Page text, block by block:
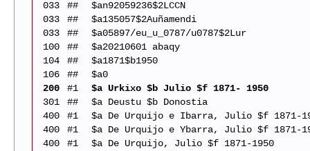
033
##
$an92059236$2LCCN
033
##
$a135057$2Auñamendi
033
##
$a05897/eu_u_0787/u0787$2Lur
100
##
$a20210601 abaqy
104
##
$a1871$b1950
106
##
$a0
200
#1
$a Urkixo $b Julio $f 1871- 1950
301
##
$a Deustu $b Donostia
400
#1
$a De Urquijo e Ibarra, Julio $f 1871-
400
#1
$a De Urquijo e Ybarra, Julio $f 1871-
400
#1
$a De Urquijo, Julio $f 1871-1950